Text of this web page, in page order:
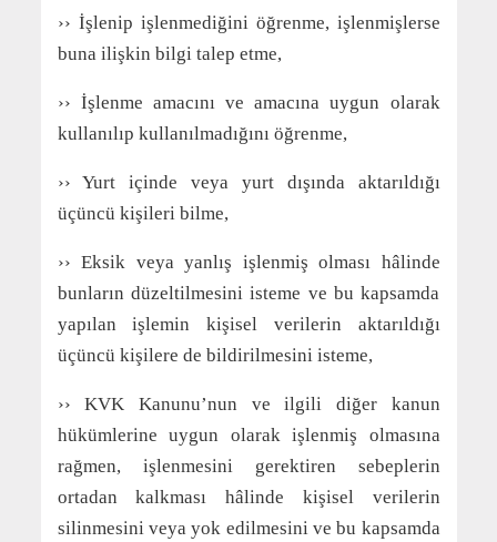
›› İşlenip işlenmediğini öğrenme, işlenmişlerse
buna ilişkin bilgi talep etme,
›› İşlenme amacını ve amacına uygun olarak
kullanılıp kullanılmadığını öğrenme,
›› Yurt içinde veya yurt dışında aktarıldığı
üçüncü kişileri bilme,
›› Eksik veya yanlış işlenmiş olması hâlinde
bunların düzeltilmesini isteme ve bu kapsamda
yapılan işlemin kişisel verilerin aktarıldığı
üçüncü kişilere de bildirilmesini isteme,
›› KVK Kanunu’nun ve ilgili diğer kanun
hükümlerine uygun olarak işlenmiş olmasına
rağmen, işlenmesini gerektiren sebeplerin
ortadan kalkması hâlinde kişisel verilerin
silinmesini veya yok edilmesini ve bu kapsamda